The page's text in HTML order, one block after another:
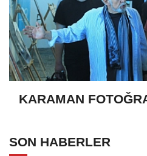
KARAMAN
SON HABERLER